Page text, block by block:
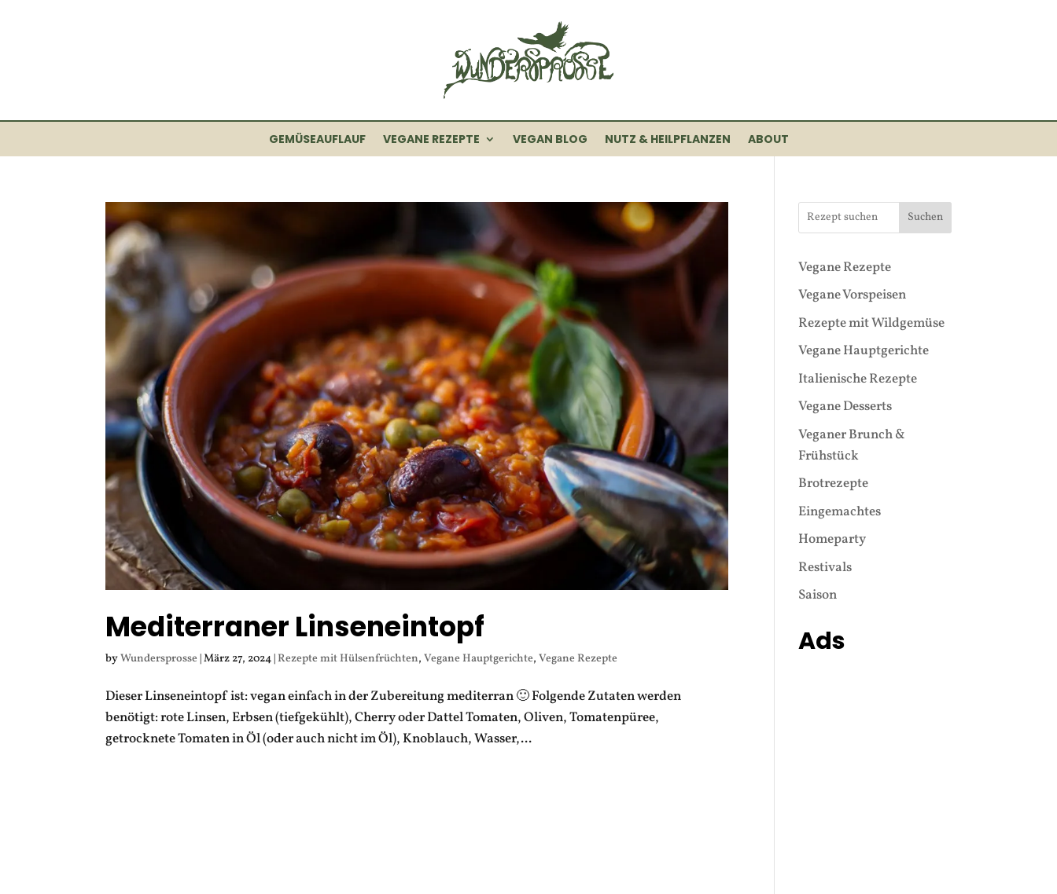
GEMÜSEAUFLAUF VEGANE REZEPTE VEGAN BLOG NUTZ & HEILPFLANZEN ABOUT
Mediterraner Linseneintopf
byWundersprosse |März 27, 2024 |Rezepte mit Hülsenfrüchten,Vegane Hauptgerichte,Vegane Rezepte
Dieser Linseneintopf ist: vegan einfach in der Zubereitung mediterran 🙂 Folgende Zutaten werden
benötigt: rote Linsen, Erbsen (tiefgekühlt), Cherry oder Dattel Tomaten, Oliven, Tomatenpüree,
getrocknete Tomaten in Öl (oder auch nicht im Öl), Knoblauch, Wasser,...
Suchen
Vegane Rezepte
Vegane Vorspeisen
Rezepte mit Wildgemüse
Vegane Hauptgerichte
Italienische Rezepte
Vegane Desserts
Veganer Brunch &
Frühstück
Brotrezepte
Eingemachtes
Homeparty
Restivals
Saison
Ads